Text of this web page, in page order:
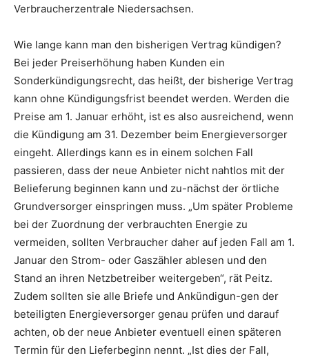
Verbraucherzentrale Niedersachsen.
Wie lange kann man den bisherigen Vertrag kündigen?
Bei jeder Preiserhöhung haben Kunden ein
Sonderkündigungsrecht, das heißt, der bisherige Vertrag
kann ohne Kündigungsfrist beendet werden. Werden die
Preise am 1. Januar erhöht, ist es also ausreichend, wenn
die Kündigung am 31. Dezember beim Energieversorger
eingeht. Allerdings kann es in einem solchen Fall
passieren, dass der neue Anbieter nicht nahtlos mit der
Belieferung beginnen kann und zu-nächst der örtliche
Grundversorger einspringen muss. „Um später Probleme
bei der Zuordnung der verbrauchten Energie zu
vermeiden, sollten Verbraucher daher auf jeden Fall am 1.
Januar den Strom- oder Gaszähler ablesen und den
Stand an ihren Netzbetreiber weitergeben“, rät Peitz.
Zudem sollten sie alle Briefe und Ankündigun-gen der
beteiligten Energieversorger genau prüfen und darauf
achten, ob der neue Anbieter eventuell einen späteren
Termin für den Lieferbeginn nennt. „Ist dies der Fall,